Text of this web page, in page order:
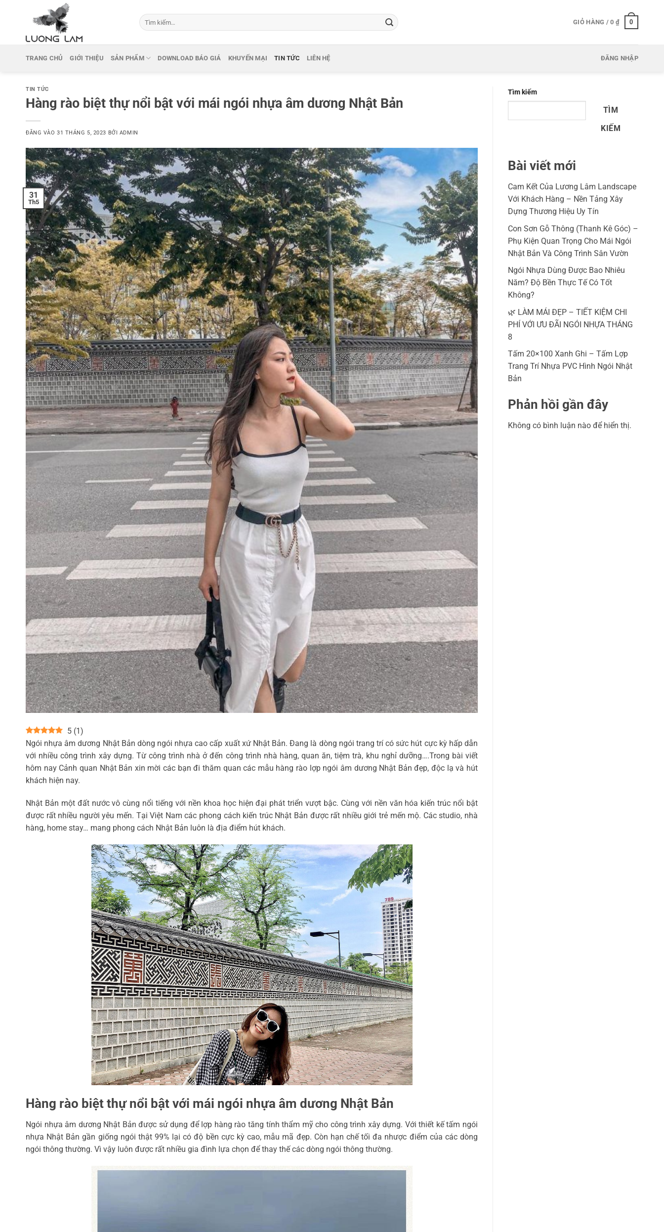
Tìm
kiếm:
GIỎ HÀNG /0 ₫ 0
TRANG CHỦ GIỚI THIỆU SẢN PHẨM DOWNLOAD BÁO GIÁ KHUYẾN MẠI TIN TỨC LIÊN HỆ ĐĂNG NHẬP
TIN TỨC
Hàng rào biệt thự nổi bật với mái ngói nhựa âm dương Nhật Bản
ĐĂNG VÀO31 THÁNG 5, 2023 BỞI ADMIN
31
Th5
5 (1 )
Ngói nhựa âm dương Nhật Bản dòng ngói nhựa cao cấp xuất xứ Nhật Bản. Đang là dòng ngói trang trí có sức hút cực kỳ hấp dẫn
với nhiều công trình xây dựng. Từ công trình nhà ở đến công trình nhà hàng, quan ăn, tiệm trà, khu nghỉ dưỡng….Trong bài viết
hôm nay Cảnh quan Nhật Bản xin mời các bạn đi thăm quan các mẫu hàng rào lợp ngói âm dương Nhật Bản đẹp, độc lạ và hút
khách hiện nay.
Nhật Bản một đất nước vô cùng nổi tiếng với nền khoa học hiện đại phát triển vượt bậc. Cùng với nền văn hóa kiến trúc nổi bật
được rất nhiều người yêu mến. Tại Việt Nam các phong cách kiến trúc Nhật Bản được rất nhiều giới trẻ mến mộ. Các studio, nhà
hàng, home stay… mang phong cách Nhật Bản luôn là địa điểm hút khách.
Hàng rào biệt thự nổi bật với mái ngói nhựa âm dương Nhật Bản
Ngói nhựa âm dương Nhật Bản được sử dụng để lợp hàng rào tăng tính thẩm mỹ cho công trình xây dựng. Với thiết kế tấm ngói
nhựa Nhật Bản gần giống ngói thật 99% lại có độ bền cực kỳ cao, mẫu mã đẹp. Còn hạn chế tối đa nhược điểm của các dòng
ngói thông thường. Vì vậy luôn được rất nhiều gia đình lựa chọn để thay thế các dòng ngói thông thường.
Tìm kiếm
TÌM
KIẾM
Bài viết mới
Cam Kết Của Lương Lâm Landscape
Với Khách Hàng – Nền Tảng Xây
Dựng Thương Hiệu Uy Tín
Con Sơn Gỗ Thông (Thanh Kê Góc) –
Phụ Kiện Quan Trọng Cho Mái Ngói
Nhật Bản Và Công Trình Sân Vườn
Ngói Nhựa Dùng Được Bao Nhiêu
Năm? Độ Bền Thực Tế Có Tốt
Không?
🌿 LÀM MÁI ĐẸP – TIẾT KIỆM CHI
PHÍ VỚI ƯU ĐÃI NGÓI NHỰA THÁNG
8
Tấm 20×100 Xanh Ghi – Tấm Lợp
Trang Trí Nhựa PVC Hình Ngói Nhật
Bản
Phản hồi gần đây
Không có bình luận nào để hiển thị.